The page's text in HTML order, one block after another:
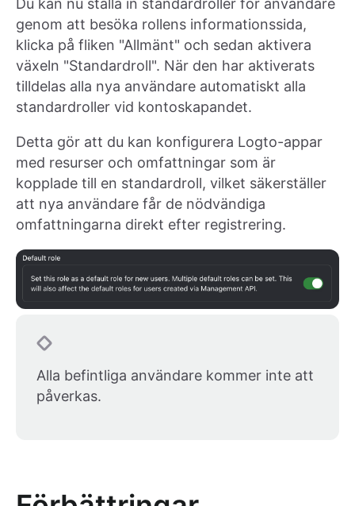
Du kan nu ställa in standardroller för användare
genom att besöka rollens informationssida,
klicka på fliken "Allmänt" och sedan aktivera
växeln "Standardroll". När den har aktiverats
tilldelas alla nya användare automatiskt alla
standardroller vid kontoskapandet.
Detta gör att du kan konfigurera Logto-appar
med resurser och omfattningar som är
kopplade till en standardroll, vilket säkerställer
att nya användare får de nödvändiga
omfattningarna direkt efter registrering.
Alla befintliga användare kommer inte att
påverkas.